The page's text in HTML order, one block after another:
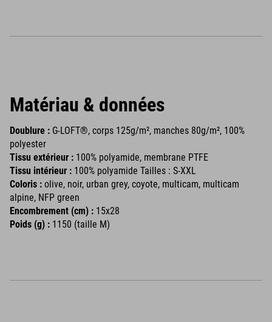
Matériau & données
Doublure : G-LOFT®, corps 125g/m², manches 80g/m², 100%
polyester
Tissu extérieur : 100% polyamide, membrane PTFE
Tissu intérieur : 100% polyamide Tailles : S-XXL
Coloris : olive, noir, urban grey, coyote, multicam, multicam
alpine, NFP green
Encombrement (cm) : 15x28
Poids (g) : 1150 (taille M)